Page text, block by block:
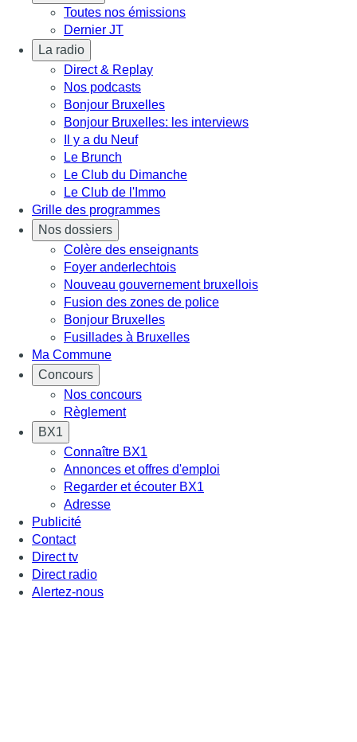
Toutes nos émissions
Dernier JT
La radio
Direct & Replay
Nos podcasts
Bonjour Bruxelles
Bonjour Bruxelles: les interviews
Il y a du Neuf
Le Brunch
Le Club du Dimanche
Le Club de l'Immo
Grille des programmes
Nos dossiers
Colère des enseignants
Foyer anderlechtois
Nouveau gouvernement bruxellois
Fusion des zones de police
Bonjour Bruxelles
Fusillades à Bruxelles
Ma Commune
Concours
Nos concours
Règlement
BX1
Connaître BX1
Annonces et offres d'emploi
Regarder et écouter BX1
Adresse
Publicité
Contact
Direct tv
Direct radio
Alertez-nous